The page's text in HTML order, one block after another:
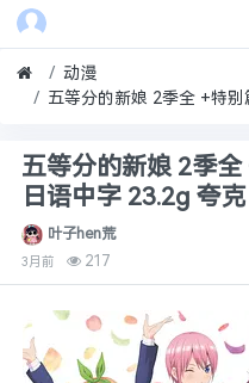
动漫
五等分的新娘 2季
日语中字 23.2g 夸克
叶子hen荒
3月前 217